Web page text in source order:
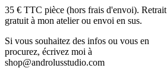
35 € TTC pièce (hors frais d'envoi). Retrait
gratuit à mon atelier ou envoi en sus.
Si vous souhaitez des infos ou vous en
procurez, écrivez moi à
shop@androlusstudio.com